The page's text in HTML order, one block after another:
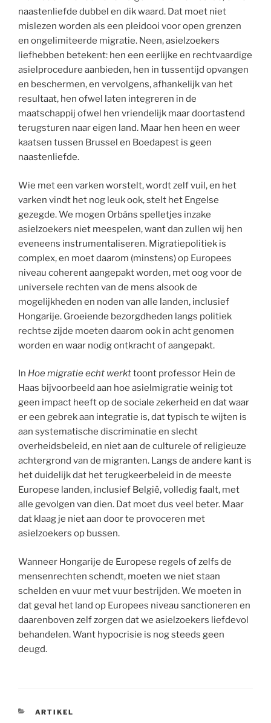
naastenliefde dubbel en dik waard. Dat moet niet
mislezen worden als een pleidooi voor open grenzen
en ongelimiteerde migratie. Neen, asielzoekers
liefhebben betekent: hen een eerlijke en rechtvaardige
asielprocedure aanbieden, hen in tussentijd opvangen
en beschermen, en vervolgens, afhankelijk van het
resultaat, hen ofwel laten integreren in de
maatschappij ofwel hen vriendelijk maar doortastend
terugsturen naar eigen land. Maar hen heen en weer
kaatsen tussen Brussel en Boedapest is geen
naastenliefde.
Wie met een varken worstelt, wordt zelf vuil, en het
varken vindt het nog leuk ook, stelt het Engelse
gezegde. We mogen Orbáns spelletjes inzake
asielzoekers niet meespelen, want dan zullen wij hen
eveneens instrumentaliseren. Migratiepolitiek is
complex, en moet daarom (minstens) op Europees
niveau coherent aangepakt worden, met oog voor de
universele rechten van de mens alsook de
mogelijkheden en noden van alle landen, inclusief
Hongarije. Groeiende bezorgdheden langs politiek
rechtse zijde moeten daarom ook in acht genomen
worden en waar nodig ontkracht of aangepakt.
In Hoe migratie echt werkttoont professor Hein de
Haas bijvoorbeeld aan hoe asielmigratie weinig tot
geen impact heeft op de sociale zekerheid en dat waar
er een gebrek aan integratie is, dat typisch te wijten is
aan systematische discriminatie en slecht
overheidsbeleid, en niet aan de culturele of religieuze
achtergrond van de migranten. Langs de andere kant is
het duidelijk dat het terugkeerbeleid in de meeste
Europese landen, inclusief België, volledig faalt, met
alle gevolgen van dien. Dat moet dus veel beter. Maar
dat klaag je niet aan door te provoceren met
asielzoekers op bussen.
Wanneer Hongarije de Europese regels of zelfs de
mensenrechten schendt, moeten we niet staan
schelden en vuur met vuur bestrijden. We moeten in
dat geval het land op Europees niveau sanctioneren en
daarenboven zelf zorgen dat we asielzoekers liefdevol
behandelen. Want hypocrisie is nog steeds geen
deugd.
CATEGORIEËN
ARTIKEL